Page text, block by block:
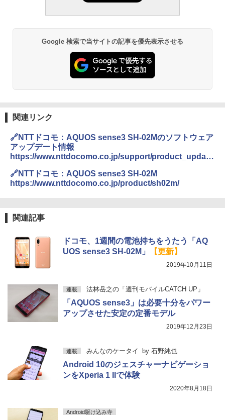
Google 検索で当サイトの記事を優先表示させる
関連リンク
🔗NTTドコモ：AQUOS sense3 SH-02Mのソフトウェア
アップデート情報
https://www.nttdocomo.co.jp/support/product_update
🔗NTTドコモ：AQUOS sense3 SH-02M
https://www.nttdocomo.co.jp/product/sh02m/
関連記事
ドコモ、1週間の電池持ちをうたう「AQ
UOS sense3 SH-02M」
【更新】
2019年10月11日
連載 法林岳之の「週刊モバイルCATCH UP」
「AQUOS sense3」は必要十分をパワー
アップさせた安定の定番モデル
2019年12月23日
連載 みんなのケータイ by 石野純也
Android 10のジェスチャーナビゲーショ
ンをXperia 1 IIで体験
2020年8月18日
Android駆け込み寺